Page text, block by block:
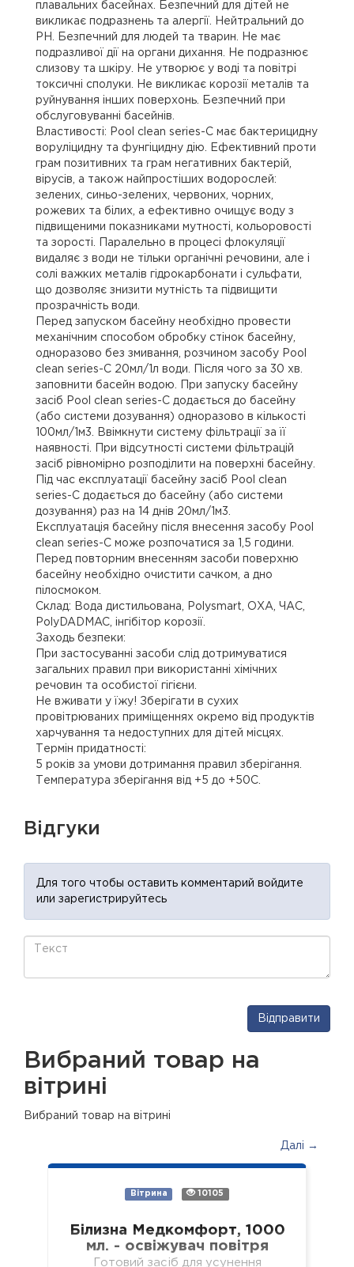
плавальних басейнах. Безпечний для дітей не
викликає подразнень та алергії. Нейтральний до
РН. Безпечний для людей та тварин. Не має
подразливої дії на органи дихання. Не подразнює
слизову та шкіру. Не утворює у воді та повітрі
токсичні сполуки. Не викликає корозії металів та
руйнування інших поверхонь. Безпечний при
обслуговуванні басейнів.
Властивості: Pool clean series-С має бактерицидну
воруліцидну та фунгіцидну дію. Ефективний проти
грам позитивних та грам негативних бактерій,
вірусів, а також найпростіших водорослей:
зелених, синьо-зелених, червоних, чорних,
рожевих та білих, а ефективно очищує воду з
підвищеними показниками мутності, кольоровості
та зорості. Паралельно в процесі флокуляції
видаляє з води не тільки органічні речовини, але і
солі важких металів гідрокарбонати і сульфати,
що дозволяє знизити мутність та підвищити
прозрачність води.
Перед запуском басейну необхідно провести
механічним способом обробку стінок басейну,
одноразово без змивання, розчином засобу Pool
clean series-С 20мл/1л води. Після чого за 30 хв.
заповнити басейн водою. При запуску басейну
засіб Pool clean series-С додається до басейну
(або системи дозування) одноразово в кількості
100мл/1м3. Ввімкнути систему фільтрації за її
наявності. При відсутності системи фільтрацій
засіб рівномірно розподілити на поверхні басейну.
Під час експлуатації басейну засіб Pool clean
series-С додається до басейну (або системи
дозування) раз на 14 днів 20мл/1м3.
Експлуатація басейну після внесення засобу Pool
clean series-С може розпочатися за 1,5 години.
Перед повторним внесенням засоби поверхню
басейну необхідно очистити сачком, а дно
пілосмоком.
Склад: Вода дистильована, Polysmart, ОХА, ЧАС,
PolyDADMAC, інгібітор корозії.
Заходь безпеки:
При застосуванні засоби слід дотримуватися
загальних правил при використанні хімічних
речовин та особистої гігієни.
Не вживати у їжу! Зберігати в сухих
провітрюваних приміщеннях окремо від продуктів
харчування та недоступних для дітей місцях.
Термін придатності:
5 років за умови дотримання правил зберігання.
Температура зберігання від +5 до +50С.
Відгуки
Для того чтобы оставить комментарий войдите
или зарегистрируйтесь
Відправити
Вибраний товар на
вітрині
Вибраний товар на вітрині
Далі →
Вітрина 10105
Білизна Медкомфорт, 1000
мл. - освіжувач повітря
Готовий засіб для усунення